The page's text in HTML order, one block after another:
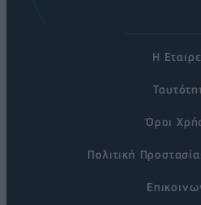
Η
Όροι
Πολιτική